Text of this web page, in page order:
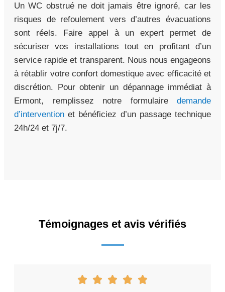
Un WC obstrué ne doit jamais être ignoré, car les
risques de refoulement vers d’autres évacuations
sont réels. Faire appel à un expert permet de
sécuriser vos installations tout en profitant d’un
service rapide et transparent. Nous nous engageons
à rétablir votre confort domestique avec efficacité et
discrétion. Pour obtenir un dépannage immédiat à
Ermont, remplissez notre formulaire demande
d’intervention et bénéficiez d’un passage technique
24h/24 et 7j/7.
Témoignages et avis vérifiés